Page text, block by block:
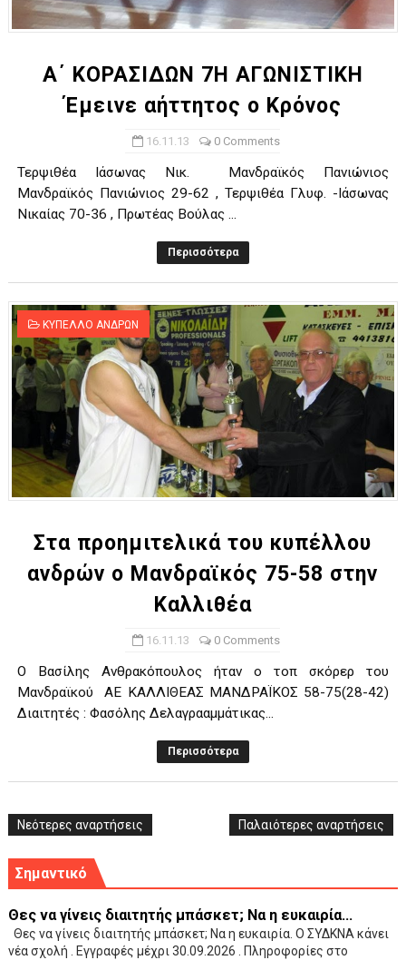
ΧΡΟΝΙΑ ΠΟΛΛΑ ΣΤΟ ΕΛΛΗΝΙΚΟ ΜΠΑΣΚΕΤ : 39Η ΕΠΕΤΕΙΟΣ ΑΠΟ
Ο δρόμος για τον 29ο τελικό κυπέλλου ανδρών ΕΣΚΑΝΑ
U21: Τεράστια πρόκριση για τον Πανελευσινιακό στον
Γ΄ανδρών play offs : "Σκληρό" καρύδι η Φιλία Περάματος
Play off B εφήβων Β φάση Στο f4 ΑΕ Ρέντη, Πέρα , Ερμής
Α΄ ΚΟΡΑΣΙΔΩΝ 7Η ΑΓΩΝΙΣΤΙΚΗ
Έμεινε αήττητος ο Κρόνος
16.11.13 0 Comments
Τερψιθέα Ιάσωνας Νικ. Μανδραϊκός Πανιώνιος
Μανδραϊκός Πανιώνιος 29-62 , Τερψιθέα Γλυφ. -Ιάσωνας
Νικαίας 70-36 , Πρωτέας Βούλας ...
Περισσότερα
ΚΥΠΕΛΛΟ ΑΝΔΡΩΝ
Στα προημιτελικά του κυπέλλου
ανδρών ο Μανδραϊκός 75-58 στην
Καλλιθέα
16.11.13 0 Comments
Ο Βασίλης Ανθρακόπουλος ήταν ο τοπ σκόρερ του
Μανδραϊκού ΑΕ ΚΑΛΛΙΘΕΑΣ ΜΑΝΔΡΑΪΚΟΣ 58-75(28-42)
Διαιτητές : Φασόλης Δελαγρααμμάτικας...
Περισσότερα
Νεότερες αναρτήσεις Παλαιότερες αναρτήσεις
Σημαντικό
Θες να γίνεις διαιτητής μπάσκετ; Να η ευκαιρία...
Θες να γίνεις διαιτητής μπάσκετ; Να η ευκαιρία. Ο ΣΥΔΚΝΑ κάνει
νέα σχολή . Εγγραφές μέχρι 30.09.2026 . Πληροφορίες στο